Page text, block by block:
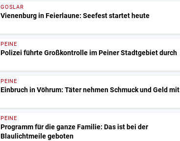
GOSLAR
Vienenburg in Feierlaune: Seefest startet heute
PEINE
Polizei führte Großkontrolle im Peiner Stadtgebiet durch
PEINE
Einbruch in Vöhrum: Täter nehmen Schmuck und Geld mit
PEINE
Programm für die ganze Familie: Das ist bei der
Blaulichtmeile geboten